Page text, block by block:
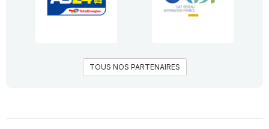
TOUS NOS PARTENAIRES